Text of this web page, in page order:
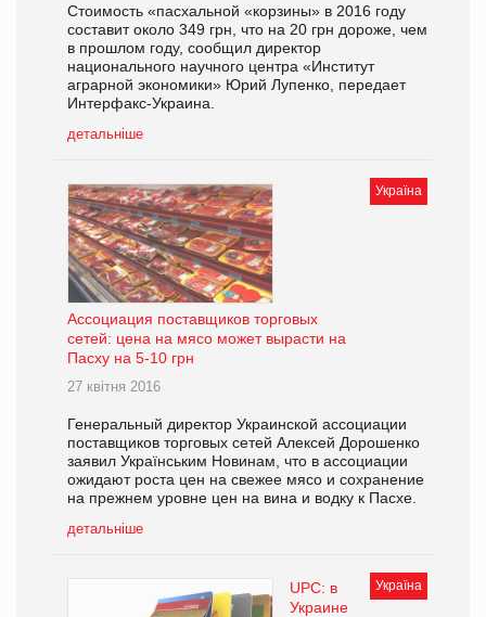
Стоимость «пасхальной «корзины» в 2016 году
составит около 349 грн, что на 20 грн дороже, чем
в прошлом году, сообщил директор
национального научного центра «Институт
аграрной экономики» Юрий Лупенко, передает
Интерфакс-Украина.
детальніше
Україна
Ассоциация поставщиков торговых
сетей: цена на мясо может вырасти на
Пасху на 5-10 грн
27 квітня 2016
Генеральный директор Украинской ассоциации
поставщиков торговых сетей Алексей Дорошенко
заявил Українським Новинам, что в ассоциации
ожидают роста цен на свежее мясо и сохранение
на прежнем уровне цен на вина и водку к Пасхе.
детальніше
Україна
UPC: в
Украине